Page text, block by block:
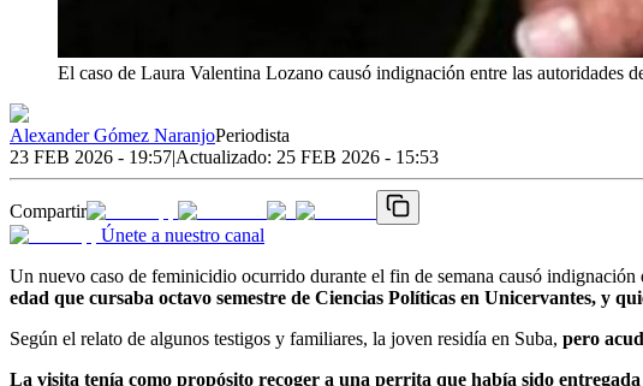
El caso de Laura Valentina Lozano causó indignación entre las autoridades
Alexander Gómez NaranjoPeriodista
23 FEB 2026 - 19:57|Actualizado: 25 FEB 2026 - 15:53
Compartir
Únete a nuestro canal
Un nuevo caso de feminicidio ocurrido durante el fin de semana causó
edad que cursaba octavo semestre de Ciencias Políticas en Unicervantes, y
Según el relato de algunos testigos y familiares, la joven residía en Suba, pero
La visita tenía como propósito recoger a una perrita que había sido